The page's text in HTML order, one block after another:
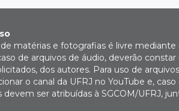
matérias e fotografias é livre mediante
de arquivos de áudio, deverão
dos autores. Para uso de
o canal da UFRJ no YouTube e,
devem ser atribuídas à SGCOM/UFRJ,